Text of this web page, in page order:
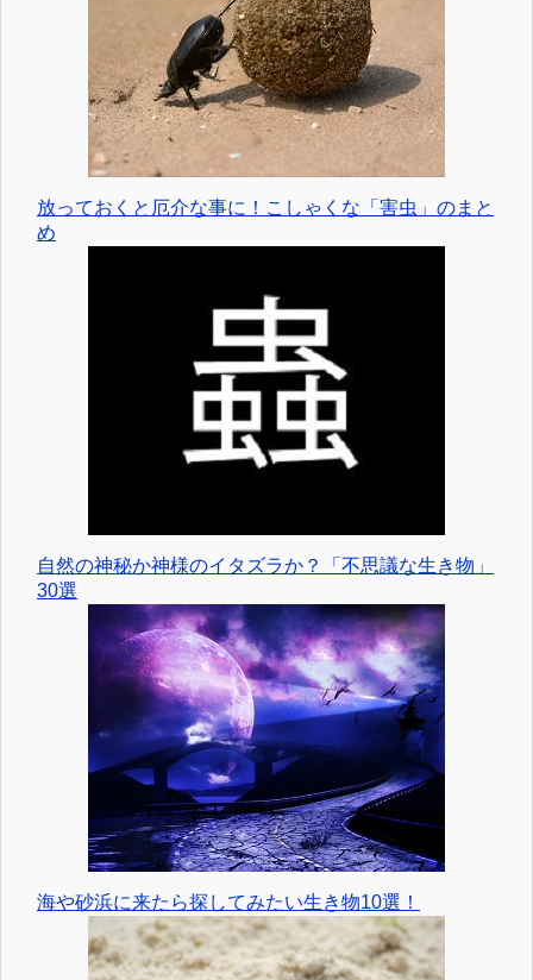
放っておくと厄介な事に！こしゃくな「害虫」のまと
め
自然の神秘か神様のイタズラか？「不思議な生き物」
30選
海や砂浜に来たら探してみたい生き物10選！